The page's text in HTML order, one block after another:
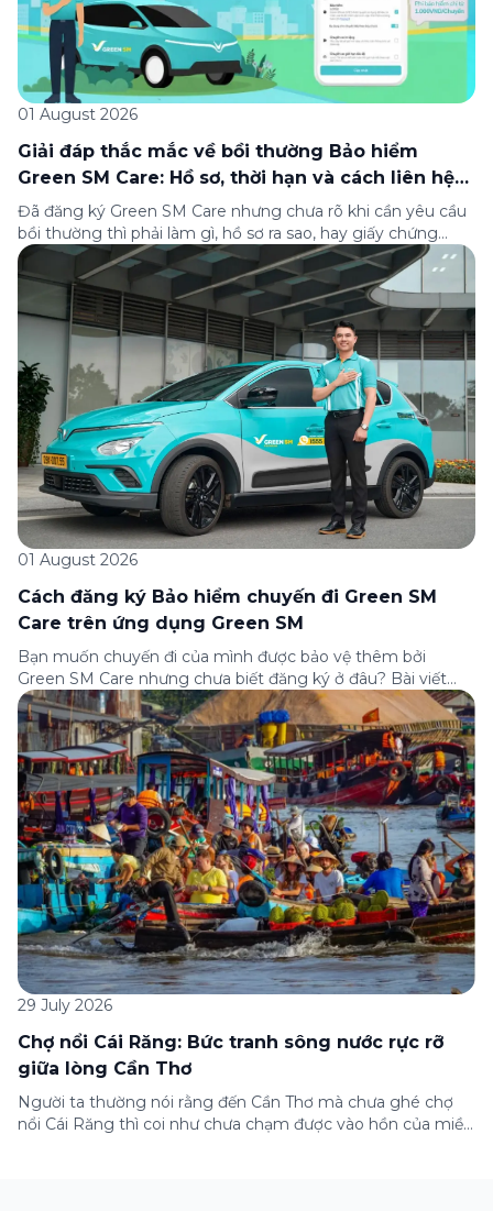
01 August 2026
Giải đáp thắc mắc về bồi thường Bảo hiểm
Green SM Care: Hồ sơ, thời hạn và cách liên hệ
hỗ trợ
Đã đăng ký Green SM Care nhưng chưa rõ khi cần yêu cầu
bồi thường thì phải làm gì, hồ sơ ra sao, hay giấy chứng
nhận bảo hiểm tìm ở đâu? Bài viết này tổng hợp đầy đủ các
câu hỏi thường gặp nhất về quy trình bồi thường và hỗ trợ
của Green […]
01 August 2026
Cách đăng ký Bảo hiểm chuyến đi Green SM
Care trên ứng dụng Green SM
Bạn muốn chuyến đi của mình được bảo vệ thêm bởi
Green SM Care nhưng chưa biết đăng ký ở đâu? Bài viết
dưới đây sẽ hướng dẫn chi tiết cách tham gia (và hủy tham
gia) gói bảo hiểm này ngay trên ứng dụng Green SM, cùng
những lưu ý quan trọng trước khi […]
29 July 2026
Chợ nổi Cái Răng: Bức tranh sông nước rực rỡ
giữa lòng Cần Thơ
Người ta thường nói rằng đến Cần Thơ mà chưa ghé chợ
nổi Cái Răng thì coi như chưa chạm được vào hồn của miền